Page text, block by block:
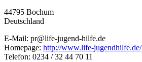
44795 Bochum
Deutschland
E-Mail: pr@life-jugend-hilfe.de
Homepage: http://www.life-jugendhilfe.de/
Telefon: 0234 / 32 44 70 11